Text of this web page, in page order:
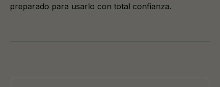
preparado para usarlo con total confianza.